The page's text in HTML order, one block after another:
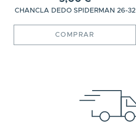
CHANCLA DEDO SPIDERMAN 26-32
COMPRAR